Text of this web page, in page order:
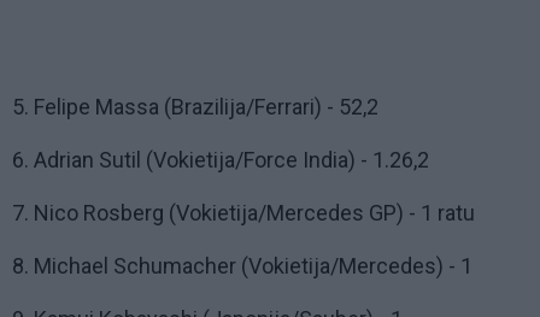
5. Felipe Massa (Brazilija/Ferrari) - 52,2
6. Adrian Sutil (Vokietija/Force India) - 1.26,2
7. Nico Rosberg (Vokietija/Mercedes GP) - 1 ratu
8. Michael Schumacher (Vokietija/Mercedes) - 1